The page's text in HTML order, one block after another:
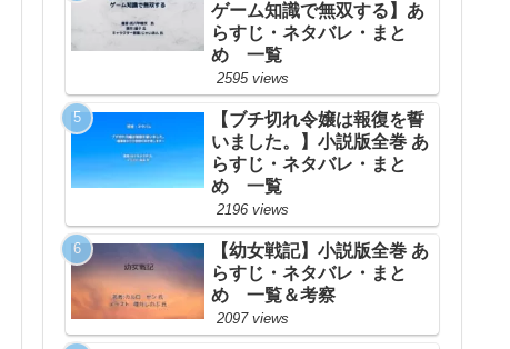
ゲーム知識で無双する】あ
らすじ・ネタバレ・まと
め 一覧
2595 views
【ブチ切れ令嬢は報復を誓
いました。】小説版全巻 あ
らすじ・ネタバレ・まと
め 一覧
2196 views
【幼女戦記】小説版全巻 あ
らすじ・ネタバレ・まと
め 一覧＆考察
2097 views